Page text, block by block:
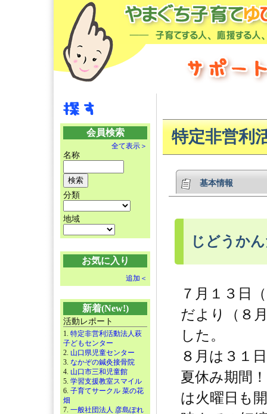
会員検索
全て表示＞
名称
分類
地域
お気に入り
追加＜
新着(New!)
活動レポート
1. 特定非営利活動法人萩
子どもセンター
2. 山口県児童センター
3. なかぞの鍼灸接骨院
4. 山口市三和児童館
5. 学習支援教室スマイル
6. 子育てサークル 菜の花
畑
7. 一般社団法人 彦島ぽれ
特定非営利
基本情報
じどうか
７月１３日
だより（８
した。
８月は３１
夏休み期間
は火曜日も